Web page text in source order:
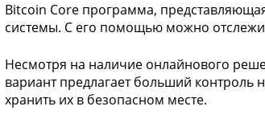
Bitcoin Core программа,
системы. С его помощью можно
Несмотря на наличие онлайнового
вариант предлагает больший контроль
хранить их в безопасном месте.